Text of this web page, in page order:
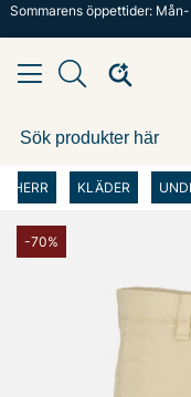
Sommarens öppettider:
HERR KLÄDER
-70%